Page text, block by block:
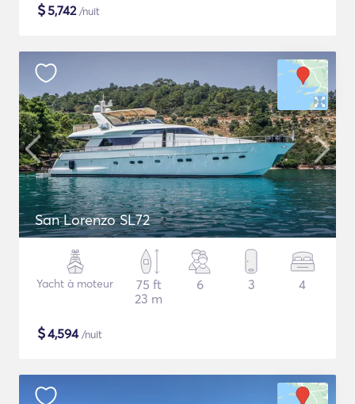
$5,742/nuit
San Lorenzo SL72
Yacht à moteur
75 ft
23 m
6 3 4
$4,594/nuit